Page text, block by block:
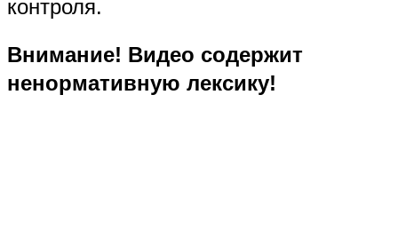
контроля.
Внимание! Видео содержит
ненормативную лексику!